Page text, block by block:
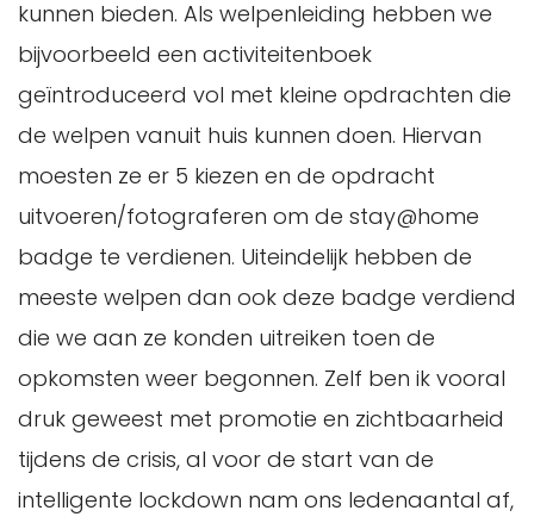
kunnen bieden. Als welpenleiding hebben we
bijvoorbeeld een activiteitenboek
geïntroduceerd vol met kleine opdrachten die
de welpen vanuit huis kunnen doen. Hiervan
moesten ze er 5 kiezen en de opdracht
uitvoeren/fotograferen om de stay@home
badge te verdienen. Uiteindelijk hebben de
meeste welpen dan ook deze badge verdiend
die we aan ze konden uitreiken toen de
opkomsten weer begonnen. Zelf ben ik vooral
druk geweest met promotie en zichtbaarheid
tijdens de crisis, al voor de start van de
intelligente lockdown nam ons ledenaantal af,